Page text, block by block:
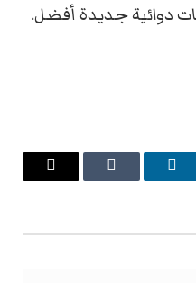
دوائية جديدة أفضل.
لينكدإن Tumblr
البريد